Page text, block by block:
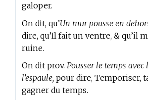
galoper.
On dit, qu’Un mur pousse en
dire, qu’Il fait un ventre, & qu’il
ruine.
On dit prov.Pousser le temps avec
l’espaule, pour dire, Temporiser,
gagner du temps.